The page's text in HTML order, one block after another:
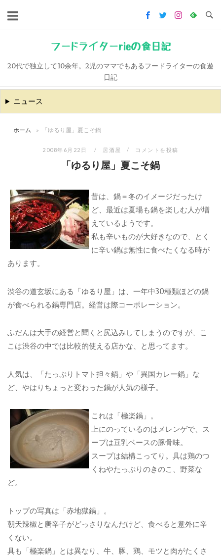
キ
ッ
フードライターrieの食日記
20代で独立して10余年。2児のママでもあるフードライターの食遊
日記
ニュース
ホーム » 「ゆるり屋」夏こそ鍋
2008年6月22日 居酒屋 コメントを投稿
「ゆるり屋」夏こそ鍋
昔は、鍋＝冬のイメージだったけ
ど、最近は夏場も鍋を楽しむ人が増
えているようです。
私も辛いものが大好きなので、とく
に辛い鍋は無性に食べたくなる時が
あります。
渋谷の道玄坂にある「ゆるり屋」は、一年中30種類ほどの鍋
が食べられる鍋専門店。経営は際コーポレーション。
ふだんは大手の経営と聞くと尻込みしてしまうのですが、こ
こは渋谷の中では比較的使える店かな、と思ってます。
人気は、「たっぷりトマト担々鍋」や「異国カレー鍋」な
ど、やはりちょっと変わった鍋が人気の様子。
これは「極楽鍋」。
上にのっているのはメレンゲで、ス
ープは豆乳ベースの豚骨味。
スープは結構こってり。具は鶏のつ
くねやたっぷりのきのこ、野菜な
ど。
トップの写真は「赤地獄鍋」。
朝天辣椒と唐辛子がどっさりなんだけど、食べると意外に辛
くない。
具も「極楽鍋」とは異なり、牛、豚、鶏、モツと肉がたくさ